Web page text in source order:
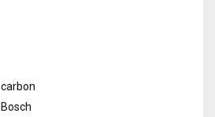
carbon
Bosch